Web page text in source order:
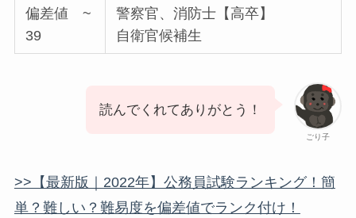
偏差値 ~
39
警察官、消防士【高卒】
自衛官候補生
ごり子
読んでくれてありがとう！
>>【最新版｜2022年】公務員試験ランキング！簡
単？難しい？難易度を偏差値でランク付け！